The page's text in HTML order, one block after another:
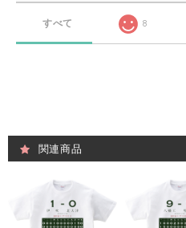
すべて 8
関連商品